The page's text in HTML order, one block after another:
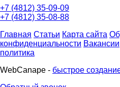
+7 (4812) 35-09-09
+7 (4812) 35-08-88
Главная Статьи Карта сайта
конфиденциальности Вакансии
политика
WebCanape - быстрое